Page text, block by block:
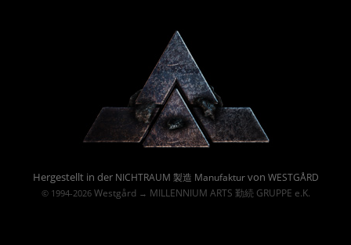
Hergestellt in der NICHTRAUM 製造 Manufakturvon WESTGÅRD
© 1994-2026 Westgård→ MILLENNIUM ARTS 勤続 GRUPPE e.K.
Powered By :